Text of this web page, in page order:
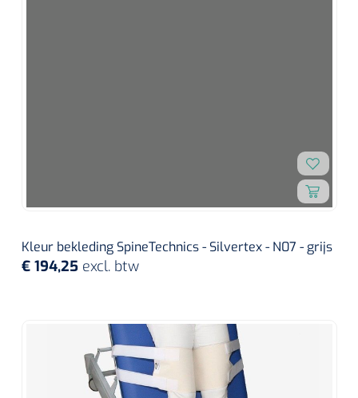
Kleur bekleding SpineTechnics - Silvertex - N07 - grijs
€ 194,25 excl. btw